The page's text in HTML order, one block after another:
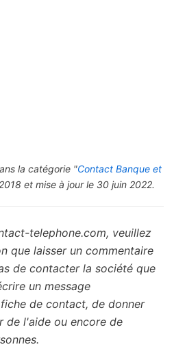
la catégorie "Contact Banque et
et mise à jour le 30 juin 2022.
telephone.com, veuillez
que laisser un commentaire
de contacter la société que
un message
de contact, de donner
de l'aide ou encore de